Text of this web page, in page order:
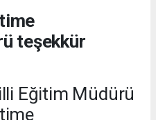
teşekkür
Eğitim Müdürü